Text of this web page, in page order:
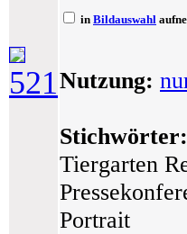
521
in Bildauswahl
Nutzung:
Stichwörter:
Tiergarten
Portrait